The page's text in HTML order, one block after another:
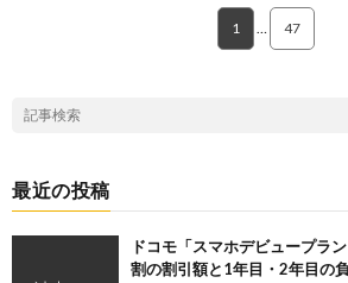
1 47
最近の投稿
ドコモ「スマホデビュープラ
割の割引額と1年目・2年目の